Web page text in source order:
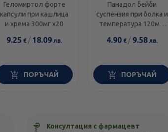
Геломиртол форте
капсули при кашлица
и хрема 300мг х20
9.25 € / 18.09 лв.
ПОРЪЧАЙ
Панадол бейби
суспензия при болка и
температура 120мг/
4.90€ / 9.58лв.
ПОРЪЧАЙ
Консултация с фармацевт